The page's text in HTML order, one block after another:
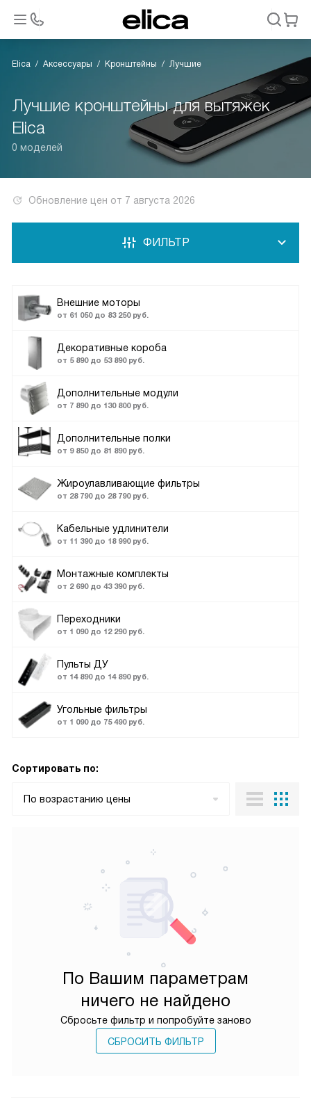
Elica Аксессуары Кронштейны Лучшие
Лучшие кронштейны для вытяжек
Elica
0 моделей
Обновление цен от 7 августа 2026
Внешние моторы
от 61 050 до 83 250 руб.
Декоративные короба
от 5 890 до 53 890 руб.
Дополнительные модули
от 7 890 до 130 800 руб.
Дополнительные полки
от 9 850 до 81 890 руб.
Жироулавливающие фильтры
от 28 790 до 28 790 руб.
Кабельные удлинители
от 11 390 до 18 990 руб.
Монтажные комплекты
от 2 690 до 43 390 руб.
Переходники
от 1 090 до 12 290 руб.
Пульты ДУ
от 14 890 до 14 890 руб.
Угольные фильтры
от 1 090 до 75 490 руб.
ФИЛЬТР
Сортировать по:
По возрастанию цены
По Вашим параметрам
ничего не найдено
Сбросьте фильтр и попробуйте заново
СБРОСИТЬ ФИЛЬТР